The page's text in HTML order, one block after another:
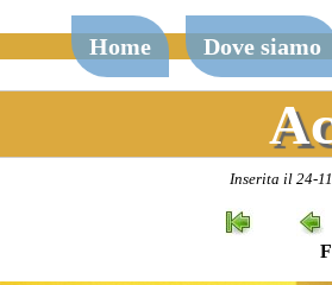
Home Dove siamo
Inserita il 24-